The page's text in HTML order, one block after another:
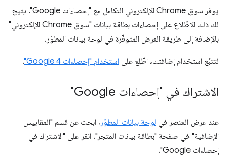
يوفر سوق Chrome الإلكتروني التكامل مع "إحصاءات Google". يتيح
لك ذلك الاطّلاع على إحصاءات بطاقة بيانات "سوق Chrome الإلكتروني"
بالإضافة إلى طريقة العرض المتوفّرة في لوحة بيانات المطوّر.
لتتبُّع استخدام إضافتك، اطّلِع على استخدام "إحصاءات Google 4" .
الاشتراك في "إحصاءات Google"
عند عرض العنصر في لوحة بيانات المطوّر ، ابحث عن قسم "المقاييس
الإضافية" في صفحة "بطاقة بيانات المتجر". انقر على "الاشتراك في
إحصاءات Google".